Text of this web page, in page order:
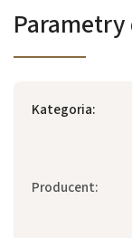
Kategoria:
Producent: